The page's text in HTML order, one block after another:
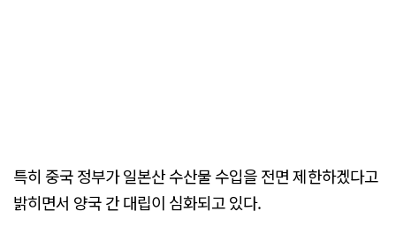
특히 중국 정부가 일본산 수산물 수입을 전면 제한하겠다고
밝히면서 양국 간 대립이 심화되고 있다.